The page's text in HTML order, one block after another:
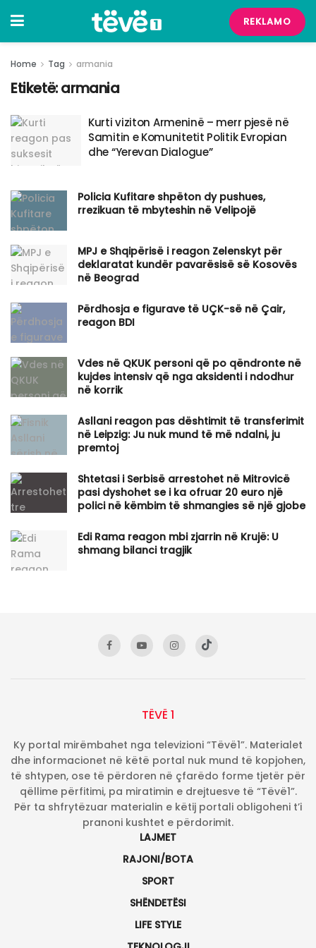
REKLAMO
Home Tag armania
Etiketë:armania
Kurti viziton Armeninë – merr pjesë në
Samitin e Komunitetit Politik Evropian
dhe “Yerevan Dialogue”
Policia Kufitare shpëton dy pushues,
rrezikuan të mbyteshin në Velipojë
MPJ e Shqipërisë i reagon Zelenskyt për
deklaratat kundër pavarësisë së Kosovës
në Beograd
Përdhosja e figurave të UÇK-së në Çair,
reagon BDI
Vdes në QKUK personi që po qëndronte në
kujdes intensiv që nga aksidenti i ndodhur
në korrik
Asllani reagon pas dështimit të transferimit
në Leipzig: Ju nuk mund të më ndalni, ju
premtoj
Shtetasi i Serbisë arrestohet në Mitrovicë
pasi dyshohet se i ka ofruar 20 euro një
polici në këmbim të shmangies së një gjobe
Edi Rama reagon mbi zjarrin në Krujë: U
shmang bilanci tragjik
TËVË 1
Ky portal mirëmbahet nga televizioni “Tëvë1”. Materialet
dhe informacionet në këtë portal nuk mund të kopjohen,
të shtypen, ose të përdoren në çfarëdo forme tjetër për
qëllime përfitimi, pa miratimin e drejtuesve të “Tëvë1”.
Për ta shfrytëzuar materialin e këtij portali obligoheni t’i
pranoni kushtet e përdorimit.
LAJMET
RAJONI/BOTA
SPORT
SHËNDETËSI
LIFE STYLE